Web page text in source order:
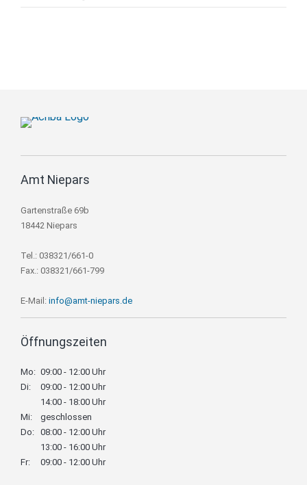
Amt Niepars
Gartenstraße 69b
18442 Niepars
Tel.: 038321/661-0
Fax.: 038321/661-799
E-Mail: info@amt-niepars.de
Öffnungszeiten
Mo: 09:00 - 12:00 Uhr
Di:
09:00 - 12:00 Uhr
14:00 - 18:00 Uhr
Mi:
geschlossen
Do: 08:00 - 12:00 Uhr
13:00 - 16:00 Uhr
Fr:
09:00 - 12:00 Uhr